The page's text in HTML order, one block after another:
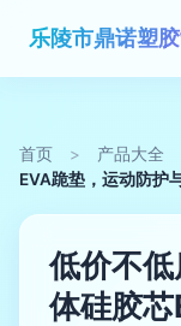
首页 > 产品大全
EVA跪垫，运动防护
低价不
体硅胶